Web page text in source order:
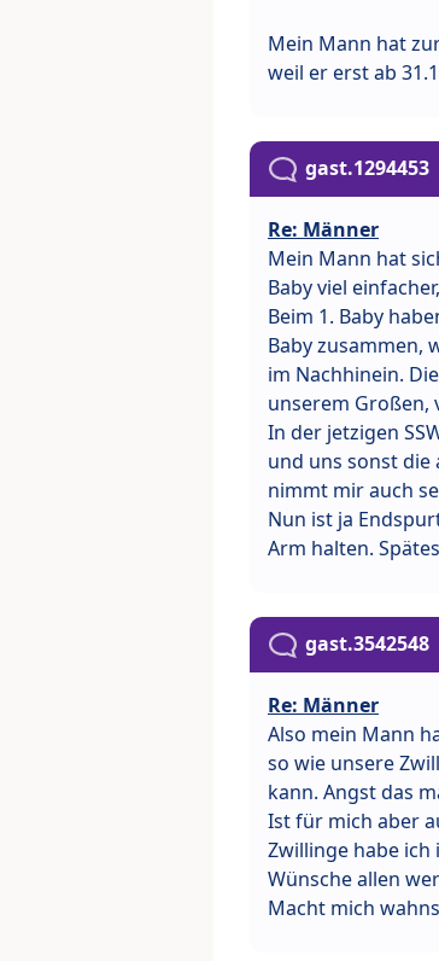
Mein Mann hat
weil er erst ab
gast.1294453
Re: Männer
Mein Mann hat
Baby viel
Beim 1. Baby
Baby zusammen,
im Nachhinein.
unserem Großen,
In der jetzigen
und uns sonst die
nimmt mir auch
Nun ist ja
Arm halten.
gast.3542548
Re: Männer
Also mein Mann
so wie unsere
kann. Angst das
Ist für mich aber
Zwillinge habe
Wünsche allen
Macht mich